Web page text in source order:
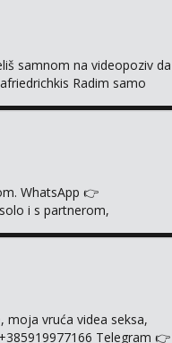
samnom na videopoziv da
Radim samo
WhatsApp 👉
i s partnerom,
moja vruća videa seksa,
Telegram 👉